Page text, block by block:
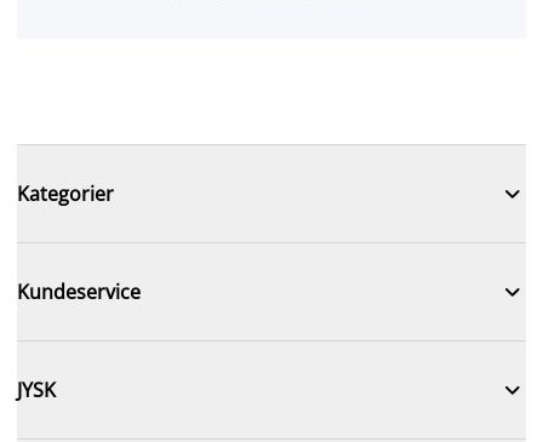
Kategorier 
Kundeservice 
JYSK 